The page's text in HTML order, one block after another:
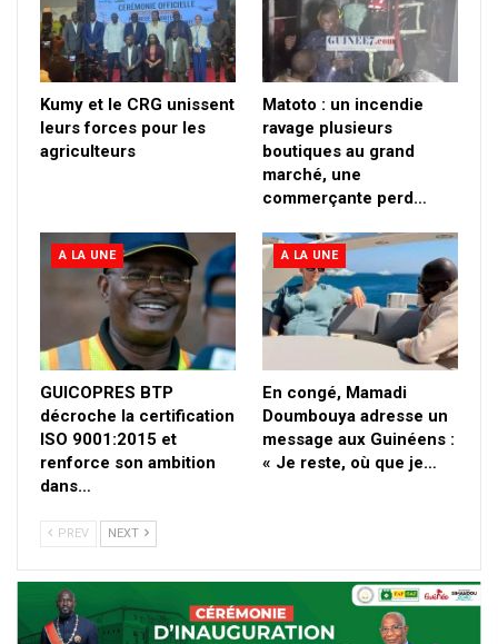
Kumy et le CRG unissent
leurs forces pour les
agriculteurs
Matoto : un incendie
ravage plusieurs
boutiques au grand
marché, une
commerçante perd…
A LA UNE
GUICOPRES BTP
décroche la certification
ISO 9001:2015 et
renforce son ambition
dans…
A LA UNE
En congé, Mamadi
Doumbouya adresse un
message aux Guinéens :
« Je reste, où que je…
PREV NEXT